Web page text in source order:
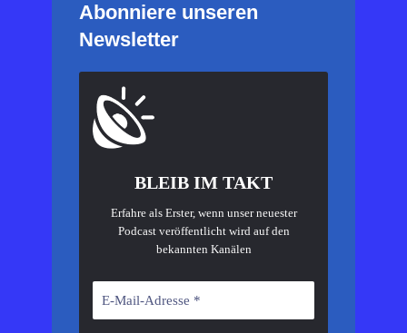
Abonniere unseren
Newsletter
BLEIB IM TAKT
Erfahre als Erster, wenn unser neuester
Podcast veröffentlicht wird auf den
bekannten Kanälen